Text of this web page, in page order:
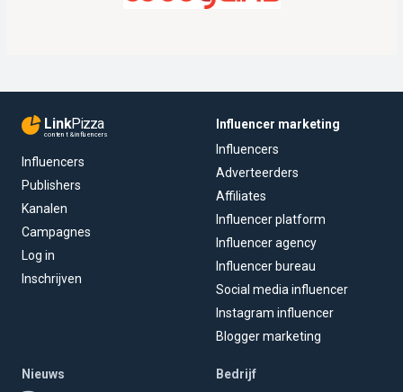
LinkPizza
content & influencers
Influencers
Publishers
Kanalen
Campagnes
Log in
Inschrijven
Influencer marketing
Influencers
Adverteerders
Affiliates
Influencer platform
Influencer agency
Influencer bureau
Social media influencer
Instagram influencer
Blogger marketing
Nieuws
Bedrijf